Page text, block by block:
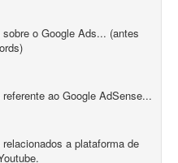
o Google Ads... (antes
ao Google AdSense...
a plataforma de